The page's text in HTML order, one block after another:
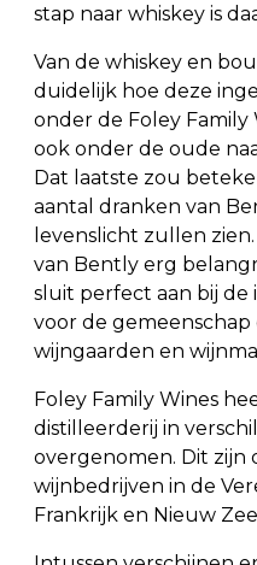
stap naar whiskey is
Van de whiskey en
duidelijk hoe deze
onder de Foley Family
ook onder de oude
Dat laatste zou
aantal dranken van
levenslicht zullen
van Bently erg
sluit perfect aan bij de
voor de
wijngaarden en
Foley Family Wines
distilleerderij in
overgenomen. Dit zijn
wijnbedrijven in de
Frankrijk en Nieuw